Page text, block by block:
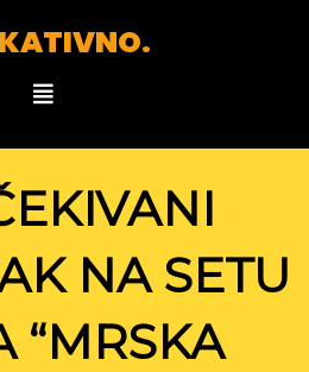
Menu
NA SETU
“MRSKA